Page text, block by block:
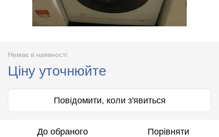
Немає в наявності
Ціну уточнюйте
Повідомити, коли з'явиться
До обраного Порівняти